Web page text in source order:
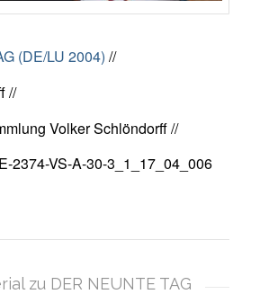
(DE/LU 2004) //
//
Volker Schlöndorff //
2374-VS-A-30-3_1_17_04_006
zu DER NEUNTE TAG